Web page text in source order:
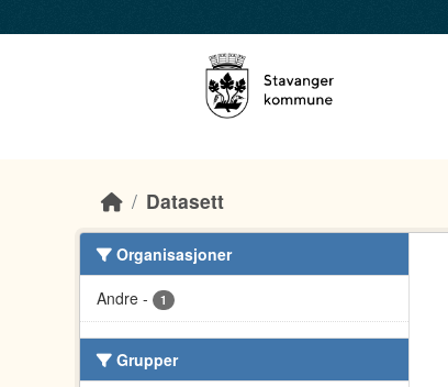
Datasett
Organisasjoner
Andre - 1
Grupper